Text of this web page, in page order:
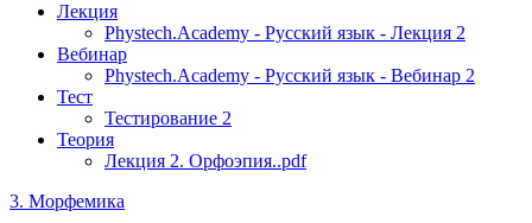
Лекция
Phystech.Academy - Русский язык - Лекция 2
Вебинар
Phystech.Academy - Русский язык - Вебинар 2
Тест
Тестирование 2
Теория
Лекция 2. Орфоэпия..pdf
3. Морфемика